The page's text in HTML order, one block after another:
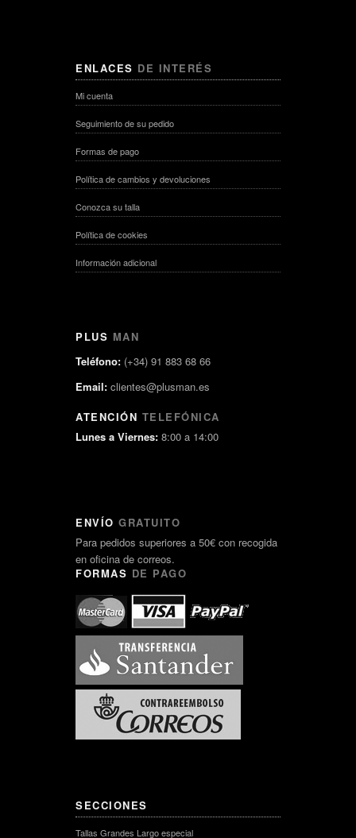
ENLACES DE INTERÉS
Mi cuenta
Seguimiento de su pedido
Formas de pago
Política de cambios y devoluciones
Conozca su talla
Política de cookies
Información adicional
PLUS MAN
Teléfono: (+34) 91 883 68 66
Email: clientes@plusman.es
ATENCIÓN TELEFÓNICA
Lunes a Viernes: 8:00 a 14:00
ENVÍO GRATUITO
Para pedidos superiores a 50€ con recogida
en oficina de correos.
FORMAS DE PAGO
SECCIONES
Tallas Grandes Largo especial